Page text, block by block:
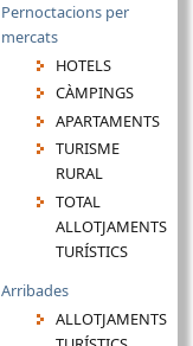
Pernoctacions per
mercats
HOTELS
CÀMPINGS
APARTAMENTS
TURISME
RURAL
TOTAL
ALLOTJAMENTS
TURÍSTICS
Arribades
ALLOTJAMENTS